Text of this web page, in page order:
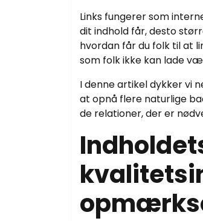
Links fungerer som
dit indhold får, desto
hvordan får du folk til at
som folk ikke kan lade
I denne artikel dykker vi
at opnå flere naturlige
de relationer, der er